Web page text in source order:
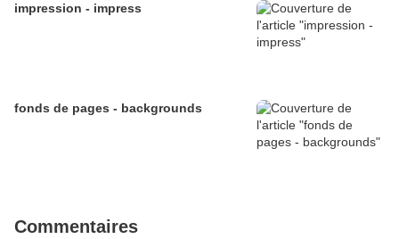
impression - impress
fonds de pages - backgrounds
Commentaires